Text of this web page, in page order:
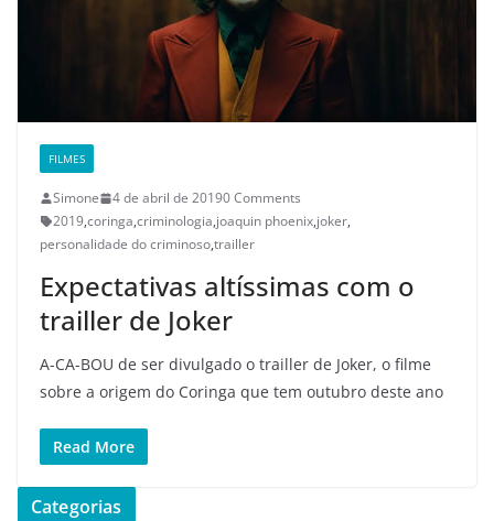
FILMES
Simone 4 de abril de 20190 Comments
2019,coringa,criminologia,joaquin phoenix,joker,
personalidade do criminoso,trailler
Expectativas altíssimas com o
trailler de Joker
A-CA-BOU de ser divulgado o trailler de Joker, o filme
sobre a origem do Coringa que tem outubro deste ano
Read More
Categorias